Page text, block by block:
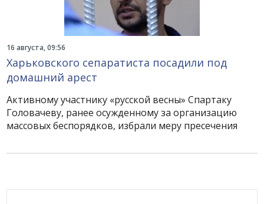
16 августа, 09:56
Харьковского сепаратиста посадили под
домашний арест
Активному участнику «русской весны» Спартаку
Головачеву, ранее осужденному за организацию
массовых беспорядков, избрали меру пресечения